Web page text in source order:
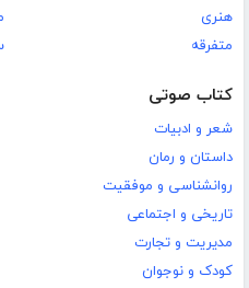
هنری
متفرقه
کتاب صوتی
شعر و ادبیات
داستان و رمان
روانشناسی و موفقیت
تاریخی و اجتماعی
مدیریت و تجارت
کودک و نوجوان